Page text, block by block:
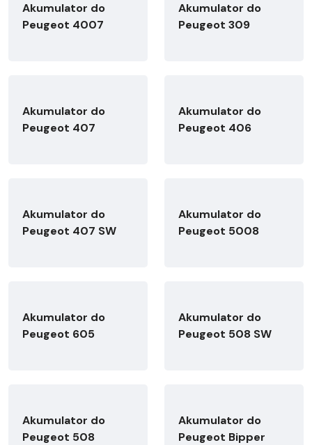
Akumulator do
Peugeot 4007
Akumulator do
Peugeot 309
Akumulator do
Peugeot 407
Akumulator do
Peugeot 406
Akumulator do
Peugeot 407 SW
Akumulator do
Peugeot 5008
Akumulator do
Peugeot 605
Akumulator do
Peugeot 508 SW
Akumulator do
Peugeot 508
Akumulator do
Peugeot Bipper